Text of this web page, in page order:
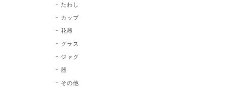
たわし
カップ
花器
グラス
ジャグ
器
その他